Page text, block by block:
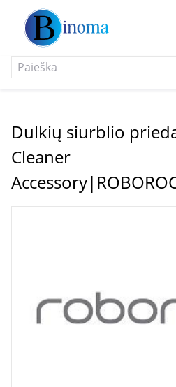
Dulkių siurblio priedas
Cleaner
H7|9.02.0211